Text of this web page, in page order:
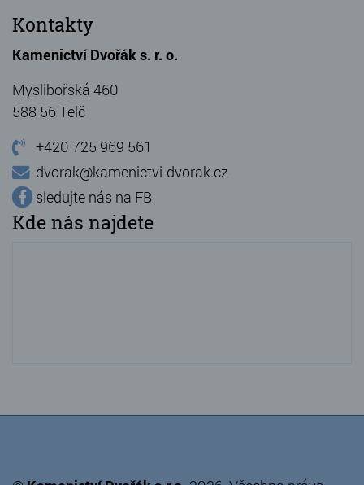
Kontakty
Kamenictví Dvořák s. r. o.
Myslibořská 460
588 56 Telč
+420 725 969 561
dvorak@kamenictvi-dvorak.cz
sledujte nás na FB
Kde nás najdete